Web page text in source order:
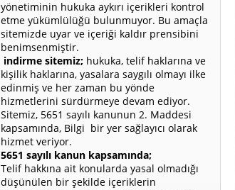
yönetiminin hukuka aykırı içerikleri kontrol
etme yükümlülüğü bulunmuyor. Bu amaçla
sitemizde uyar ve içeriği kaldır prensibini
benimsenmiştir.
indirme sitemiz; hukuka, telif haklarına ve
kişilik haklarına, yasalara saygılı olmayı ilke
edinmiş ve her zaman bu yönde
hizmetlerini sürdürmeye devam ediyor.
Sitemiz, 5651 sayılı kanunun 2. Maddesi
kapsamında, Bilgi bir yer sağlayıcı olarak
hizmet veriyor.
5651 sayılı kanun kapsamında;
Telif hakkına ait konularda yasal olmadığı
düşünülen bir şekilde içeriklerin